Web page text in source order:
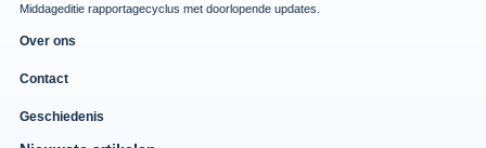
Middageditie rapportagecyclus met doorlopende updates.
Over ons
Contact
Geschiedenis